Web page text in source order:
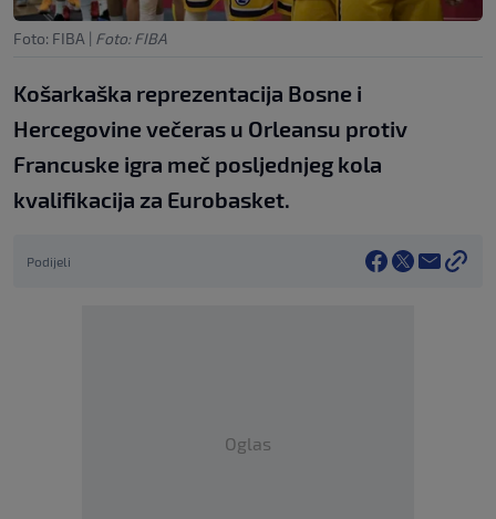
Foto: FIBA | Foto: FIBA
Košarkaška reprezentacija Bosne i
Hercegovine večeras u Orleansu protiv
Francuske igra meč posljednjeg kola
kvalifikacija za Eurobasket.
Podijeli
Oglas